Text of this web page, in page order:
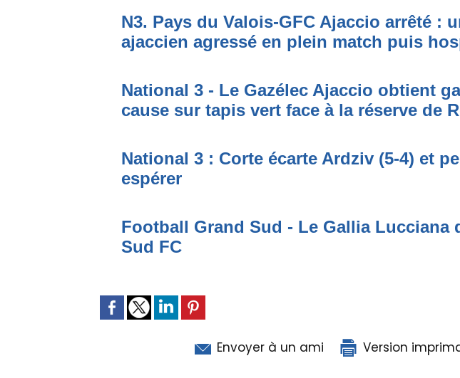
​N3. Pays du Valois-GFC Ajaccio arrêté :
ajaccien agressé en plein match puis
National 3 - Le Gazélec Ajaccio obtient
cause sur tapis vert face à la réserve de
National 3 : Corte écarte Ardziv (5-4) et
espérer
Football Grand Sud - Le Gallia Lucciana
Sud FC
Envoyer à un ami Version